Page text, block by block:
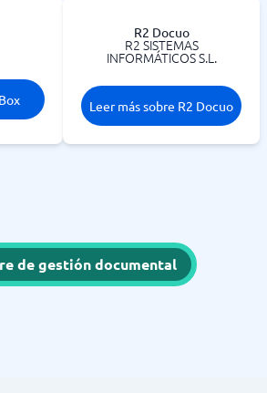
R2 Docuo
R2 SISTEMAS
INFORMÁTICOS S.L.
Leer más sobre R2 Docuo
de gestión documental